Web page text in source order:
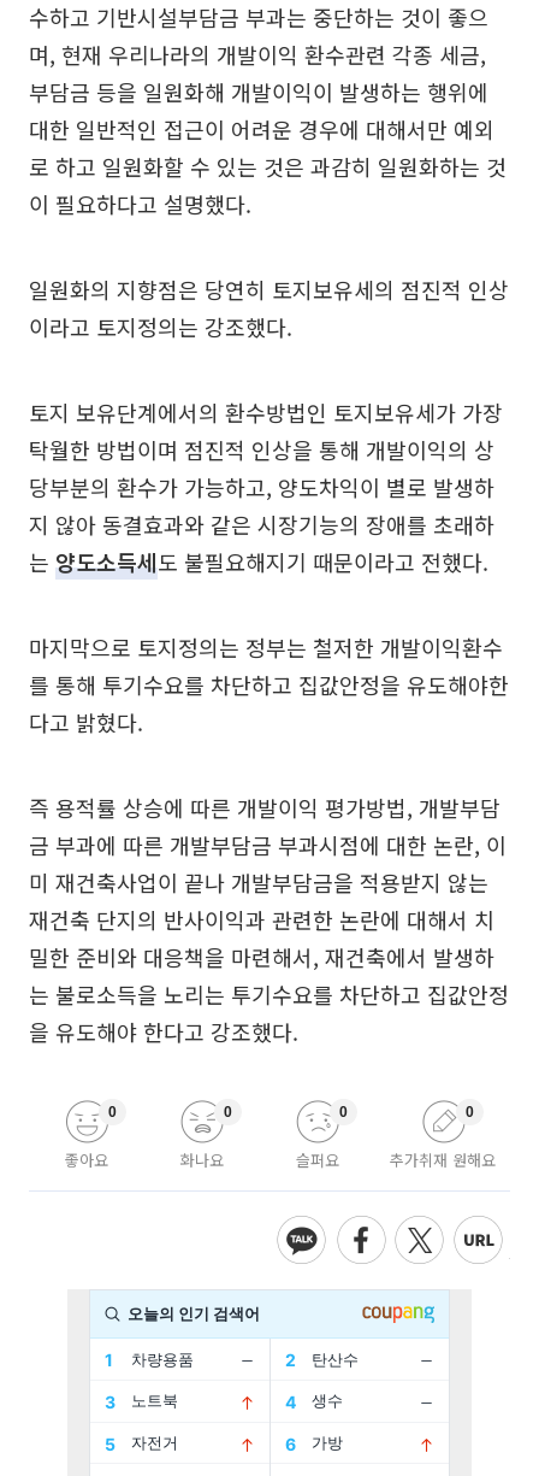
수하고 기반시설부담금 부과는 중단하는 것이 좋으
며, 현재 우리나라의 개발이익 환수관련 각종 세금,
부담금 등을 일원화해 개발이익이 발생하는 행위에
대한 일반적인 접근이 어려운 경우에 대해서만 예외
로 하고 일원화할 수 있는 것은 과감히 일원화하는 것
이 필요하다고 설명했다.
일원화의 지향점은 당연히 토지보유세의 점진적 인상
이라고 토지정의는 강조했다.
토지 보유단계에서의 환수방법인 토지보유세가 가장
탁월한 방법이며 점진적 인상을 통해 개발이익의 상
당부분의 환수가 가능하고, 양도차익이 별로 발생하
지 않아 동결효과와 같은 시장기능의 장애를 초래하
는 양도소득세도 불필요해지기 때문이라고 전했다.
마지막으로 토지정의는 정부는 철저한 개발이익환수
를 통해 투기수요를 차단하고 집값안정을 유도해야한
다고 밝혔다.
즉 용적률 상승에 따른 개발이익 평가방법, 개발부담
금 부과에 따른 개발부담금 부과시점에 대한 논란, 이
미 재건축사업이 끝나 개발부담금을 적용받지 않는
재건축 단지의 반사이익과 관련한 논란에 대해서 치
밀한 준비와 대응책을 마련해서, 재건축에서 발생하
는 불로소득을 노리는 투기수요를 차단하고 집값안정
을 유도해야 한다고 강조했다.
좋아요
0
화나요
0
슬퍼요
0
추가취재 원해요
0